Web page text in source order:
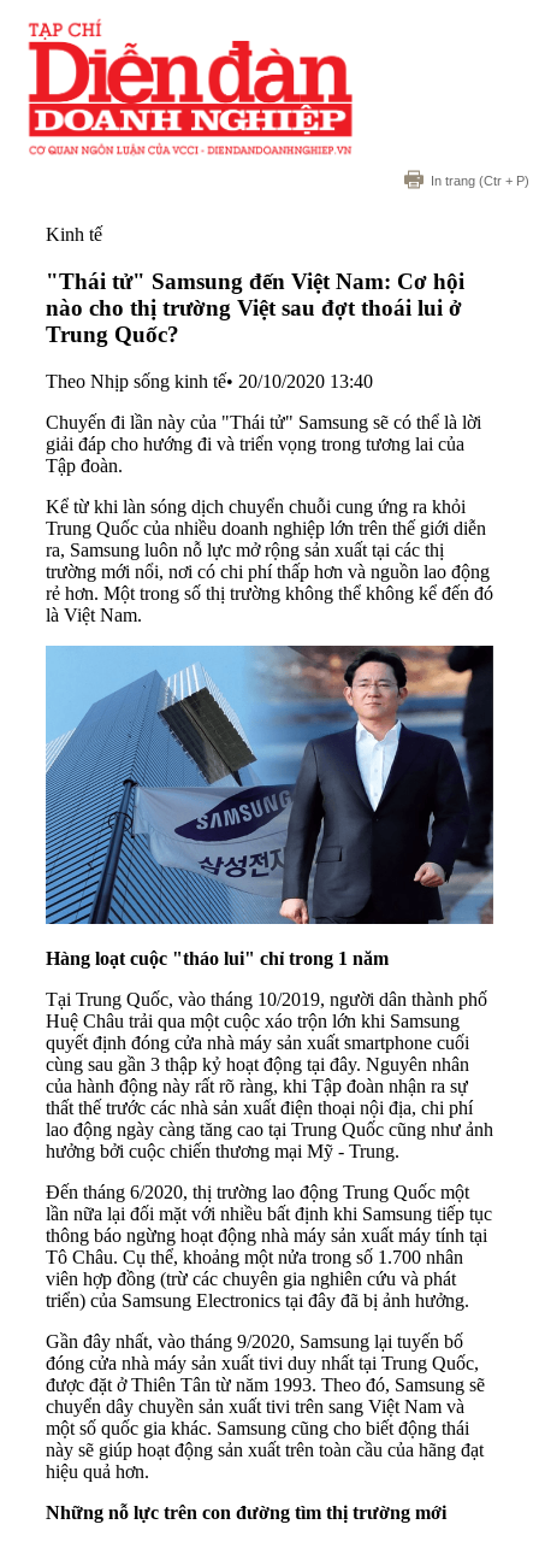
In trang (Ctr + P)
Kinh tế
"Thái tử" Samsung đến Việt Nam: Cơ hội
nào cho thị trường Việt sau đợt thoái lui ở
Trung Quốc?
Theo Nhịp sống kinh tế• 20/10/2020 13:40
Chuyến đi lần này của "Thái tử" Samsung sẽ có thể là lời
giải đáp cho hướng đi và triển vọng trong tương lai của
Tập đoàn.
Kể từ khi làn sóng dịch chuyển chuỗi cung ứng ra khỏi
Trung Quốc của nhiều doanh nghiệp lớn trên thế giới diễn
ra, Samsung luôn nỗ lực mở rộng sản xuất tại các thị
trường mới nổi, nơi có chi phí thấp hơn và nguồn lao động
rẻ hơn. Một trong số thị trường không thể không kể đến đó
là Việt Nam.
Hàng loạt cuộc "tháo lui" chỉ trong 1 năm
Tại Trung Quốc, vào tháng 10/2019, người dân thành phố
Huệ Châu trải qua một cuộc xáo trộn lớn khi Samsung
quyết định đóng cửa nhà máy sản xuất smartphone cuối
cùng sau gần 3 thập kỷ hoạt động tại đây. Nguyên nhân
của hành động này rất rõ ràng, khi Tập đoàn nhận ra sự
thất thế trước các nhà sản xuất điện thoại nội địa, chi phí
lao động ngày càng tăng cao tại Trung Quốc cũng như ảnh
hưởng bởi cuộc chiến thương mại Mỹ - Trung.
Đến tháng 6/2020, thị trường lao động Trung Quốc một
lần nữa lại đối mặt với nhiều bất định khi Samsung tiếp tục
thông báo ngừng hoạt động nhà máy sản xuất máy tính tại
Tô Châu. Cụ thể, khoảng một nửa trong số 1.700 nhân
viên hợp đồng (trừ các chuyên gia nghiên cứu và phát
triển) của Samsung Electronics tại đây đã bị ảnh hưởng.
Gần đây nhất, vào tháng 9/2020, Samsung lại tuyến bố
đóng cửa nhà máy sản xuất tivi duy nhất tại Trung Quốc,
được đặt ở Thiên Tân từ năm 1993. Theo đó, Samsung sẽ
chuyển dây chuyền sản xuất tivi trên sang Việt Nam và
một số quốc gia khác. Samsung cũng cho biết động thái
này sẽ giúp hoạt động sản xuất trên toàn cầu của hãng đạt
hiệu quả hơn.
Những nỗ lực trên con đường tìm thị trường mới